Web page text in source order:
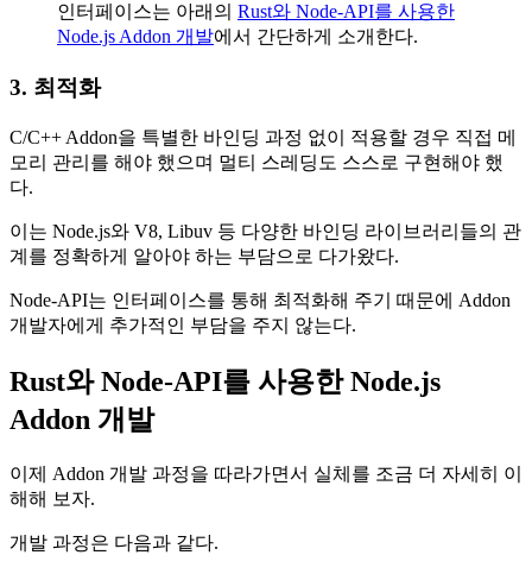
인터페이스는 아래의 Rust와 Node-API를 사용한
Node.js Addon 개발에서 간단하게 소개한다.
3. 최적화
C/C++ Addon을 특별한 바인딩 과정 없이 적용할 경우 직접 메
모리 관리를 해야 했으며 멀티 스레딩도 스스로 구현해야 했
다.
이는 Node.js와 V8, Libuv 등 다양한 바인딩 라이브러리들의 관
계를 정확하게 알아야 하는 부담으로 다가왔다.
Node-API는 인터페이스를 통해 최적화해 주기 때문에 Addon
개발자에게 추가적인 부담을 주지 않는다.
Rust와 Node-API를 사용한 Node.js
Addon 개발
이제 Addon 개발 과정을 따라가면서 실체를 조금 더 자세히 이
해해 보자.
개발 과정은 다음과 같다.